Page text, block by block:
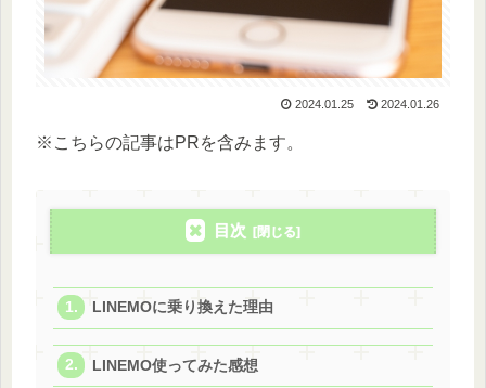
2024.01.25 2024.01.26
※こちらの記事はPRを含みます。
目次
LINEMOに乗り換えた理由
LINEMO使ってみた感想